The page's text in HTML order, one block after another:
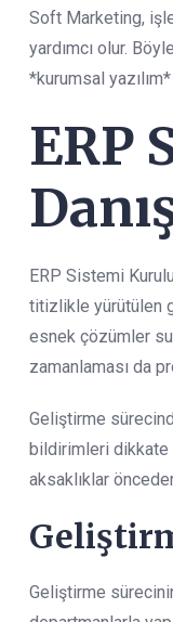
Soft Marketing,
yardımcı olur.
*kurumsal
ERP
ERP Sistemi
titizlikle yürütülen
esnek çözümler
zamanlaması da
Geliştirme
bildirimleri dikkate
aksaklıklar
Geliştirme